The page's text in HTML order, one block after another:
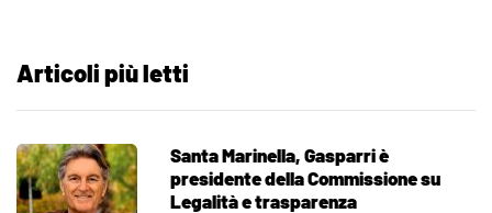
Articoli più letti
Santa Marinella, Gasparri è
presidente della Commissione su
Legalità e trasparenza